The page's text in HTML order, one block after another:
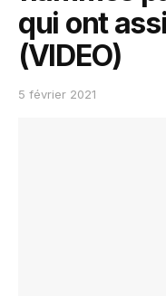
qui ont
(VIDEO)
5 février 2021